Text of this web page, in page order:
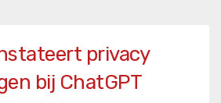
privacy
bij ChatGPT